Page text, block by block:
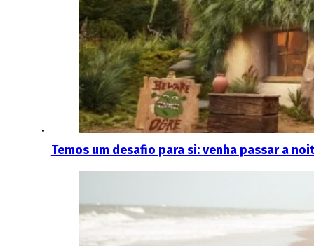
Temos um desafio para si: venha passar a